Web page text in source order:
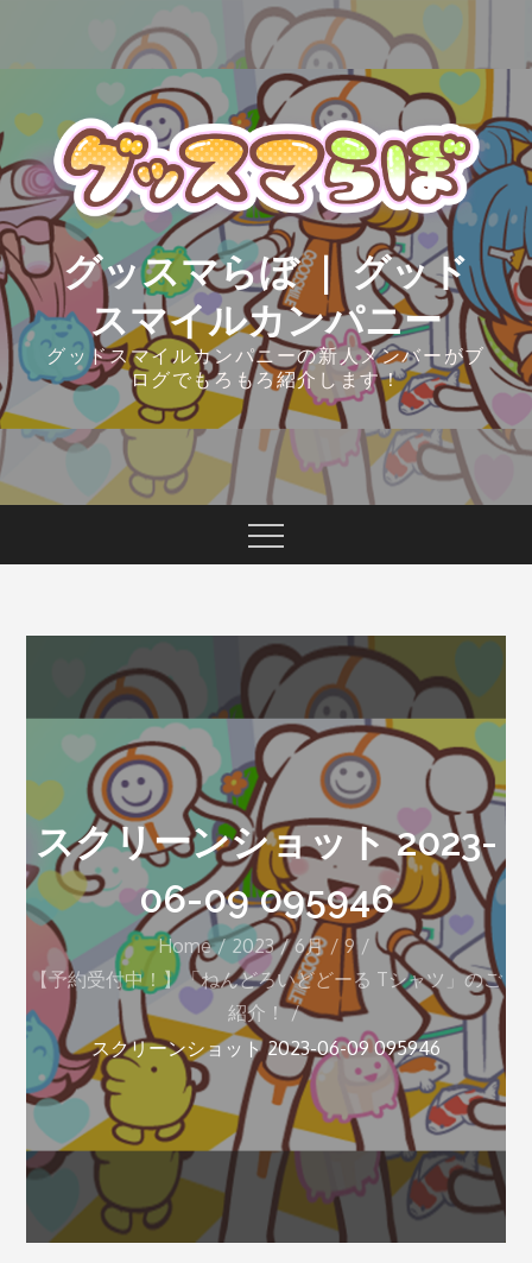
グッスマらぼ ｜ グッド
スマイルカンパニー
グッドスマイルカンパニーの新人メンバーがブ
ログでもろもろ紹介します！
スクリーンショット 2023-
06-09 095946
Home 2023 6月
9
【予約受付中！】「ねんどろいどどーる Tシャツ」のご
紹介！
スクリーンショット 2023-06-09 095946